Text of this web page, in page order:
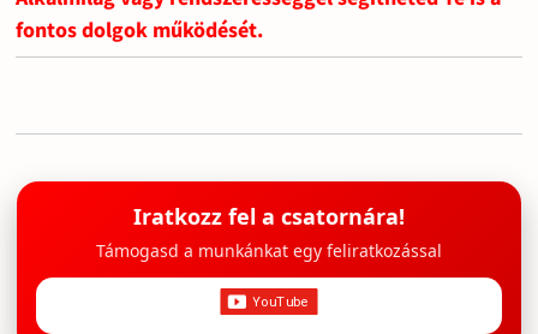
fontos dolgok működését.
Iratkozz fel a csatornára!
Támogasd a munkánkat egy feliratkozással